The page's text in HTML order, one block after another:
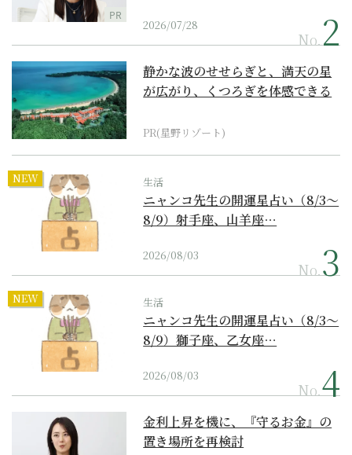
PR
2026/07/28
No.
静かな波のせせらぎと、満天の星
が広がり、くつろぎを体感できる
PR(星野リゾート)
NEW 生活
ニャンコ先生の開運星占い（8/3～
8/9）射手座、山羊座…
2026/08/03
No.
NEW 生活
ニャンコ先生の開運星占い（8/3～
8/9）獅子座、乙女座…
2026/08/03
No.
金利上昇を機に、『守るお金』の
置き場所を再検討